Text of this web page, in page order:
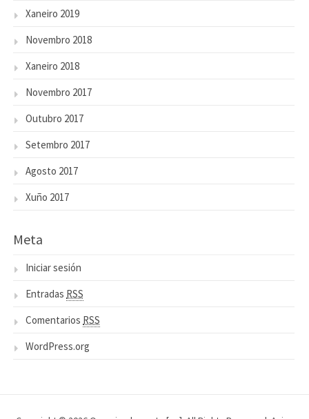
Xaneiro 2019
Novembro 2018
Xaneiro 2018
Novembro 2017
Outubro 2017
Setembro 2017
Agosto 2017
Xuño 2017
Meta
Iniciar sesión
Entradas RSS
Comentarios RSS
WordPress.org